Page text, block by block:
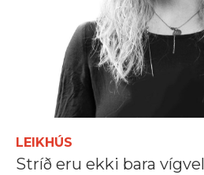
LEIKHÚS
Stríð eru ekki bara